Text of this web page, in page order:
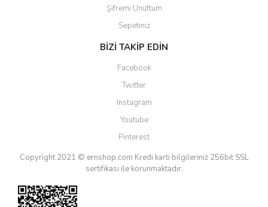
Şifremi Unuttum
Sepetiniz
BİZİ TAKİP EDİN
Facebook
Twitter
Instagram
Youtube
Pinterest
Copyright 2021 © ernshop.com Kredi kartı bilgileriniz 256bit SSL
sertifikası ile korunmaktadır.